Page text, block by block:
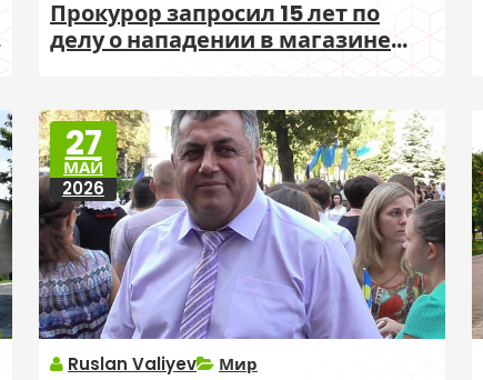
Прокурор запросил 15 лет по
делу о нападении в магазине
27
МАЙ
2026
Ruslan Valiyev Мир